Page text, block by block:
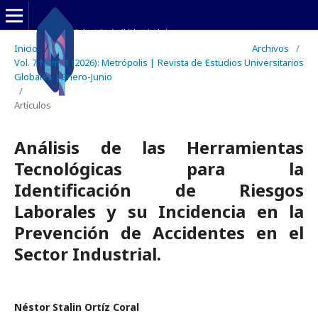
Inicio / Archivos
/
Vol. 7 Núm. 1 (2026): Metrópolis | Revista de Estudios Universitarios
Globales | Enero-Junio
/
Artículos
Análisis de las Herramientas
Tecnológicas para la
Identificación de Riesgos
Laborales y su Incidencia en la
Prevención de Accidentes en el
Sector Industrial.
Néstor Stalin Ortíz Coral